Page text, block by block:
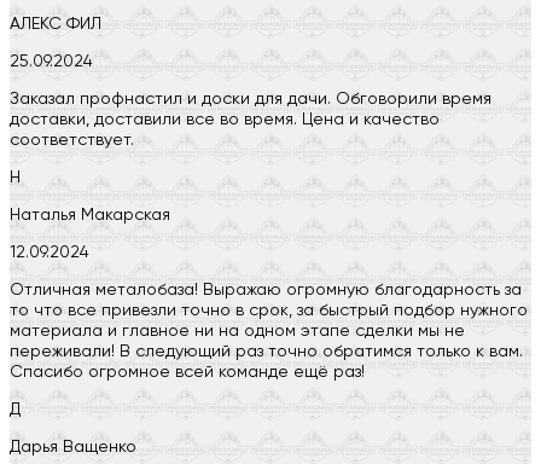
АЛЕКС ФИЛ
25.09.2024
Заказал профнастил и доски для дачи. Обговорили время
доставки, доставили все во время. Цена и качество
соответствует.
Н
Наталья Макарская
12.09.2024
Отличная металобаза! Выражаю огромную благодарность за
то что все привезли точно в срок, за быстрый подбор нужного
материала и главное ни на одном этапе сделки мы не
переживали! В следующий раз точно обратимся только к вам.
Спасибо огромное всей команде ещё раз!
Д
Дарья Ващенко